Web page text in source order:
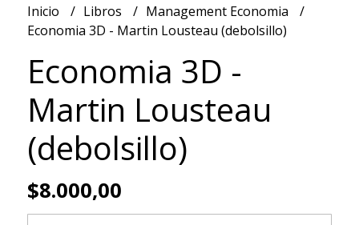
Inicio Libros
Management Economia
Economia 3D - Martin Lousteau (debolsillo)
Economia 3D -
Martin Lousteau
(debolsillo)
$8.000,00